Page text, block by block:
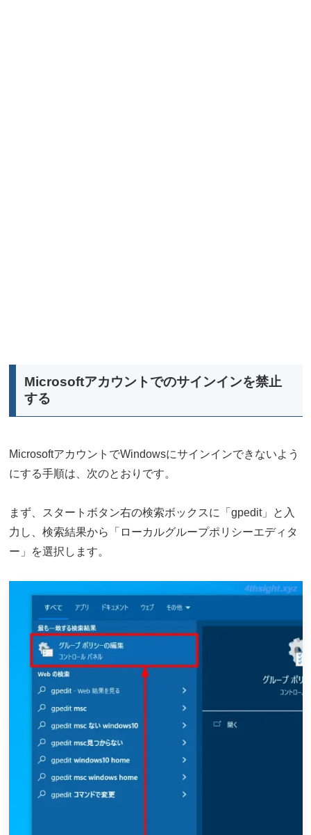
Microsoftアカウントでのサインインを禁止
する
MicrosoftアカウントでWindowsにサインインできないよう
にする手順は、次のとおりです。
まず、スタートボタン右の検索ボックスに「gpedit」と入
力し、検索結果から「ローカルグループポリシーエディタ
ー」を選択します。